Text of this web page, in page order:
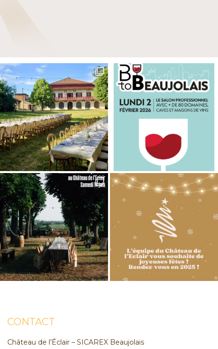
CONTACT
Château de l’Éclair – SICAREX Beaujolais